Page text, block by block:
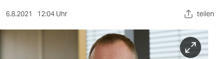
sport
berlin
6.8.2021 12:04 Uhr teilen